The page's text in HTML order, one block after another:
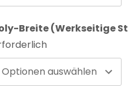
Breite (Werkseitige
Optionen auswählen